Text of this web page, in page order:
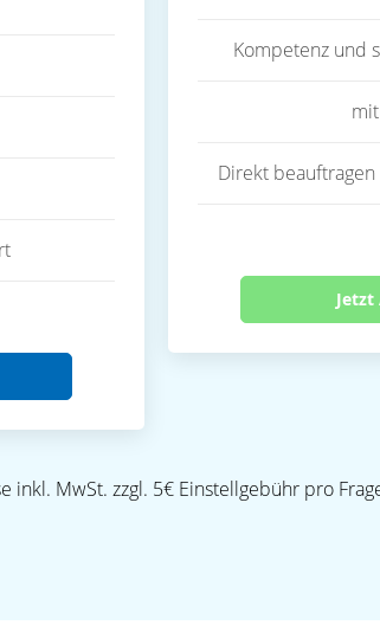
Kompetenz und
Direkt
Jetzt
inkl. MwSt. zzgl. 5€ Einstellgebühr pro